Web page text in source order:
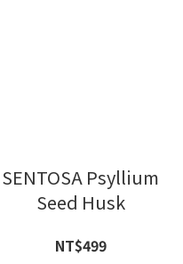
SENTOSA Psyllium
Seed Husk
NT$499